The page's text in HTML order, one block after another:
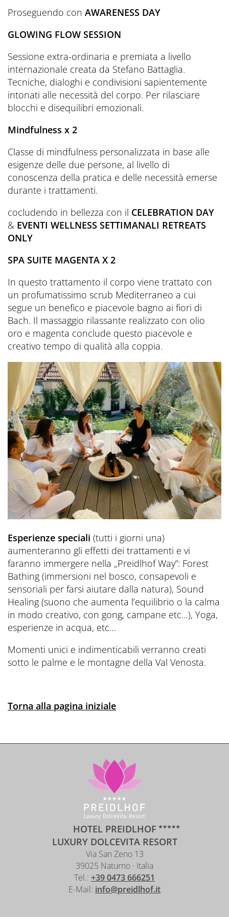
Proseguendo con AWARENESS DAY
GLOWING FLOW SESSION
Sessione extra-ordinaria e premiata a livello
internazionale creata da Stefano Battaglia.
Tecniche, dialoghi e condivisioni sapientemente
intonati alle necessità del corpo. Per rilasciare
blocchi e disequilibri emozionali.
Mindfulness x 2
Classe di mindfulness personalizzata in base alle
esigenze delle due persone, al livello di
conoscenza della pratica e delle necessità emerse
durante i trattamenti.
cocludendo in bellezza con il CELEBRATION DAY
& EVENTI WELLNESS SETTIMANALI RETREATS
ONLY
SPA SUITE MAGENTA X 2
In questo trattamento il corpo viene trattato con
un profumatissimo scrub Mediterraneo a cui
segue un benefico e piacevole bagno ai fiori di
Bach. Il massaggio rilassante realizzato con olio
oro e magenta conclude questo piacevole e
creativo tempo di qualità alla coppia.
Esperienze speciali (tutti i giorni una)
aumenteranno gli effetti dei trattamenti e vi
faranno immergere nella „Preidlhof Way”: Forest
Bathing (immersioni nel bosco, consapevoli e
sensoriali per farsi aiutare dalla natura), Sound
Healing (suono che aumenta l’equilibrio o la calma
in modo creativo, con gong, campane etc…), Yoga,
esperienze in acqua, etc…
Momenti unici e indimenticabili verranno creati
sotto le palme e le montagne della Val Venosta.
Torna alla pagina iniziale
HOTEL PREIDLHOF
LUXURY DOLCEVITA RESORT
Via San Zeno 13
39025 Naturno · Italia
Tel.: +39 0473 666251
E-Mail: info@preidlhof.it